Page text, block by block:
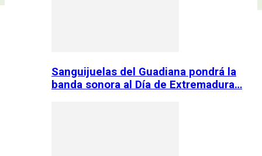
Sanguijuelas del Guadiana pondrá la
banda sonora al Día de Extremadura…